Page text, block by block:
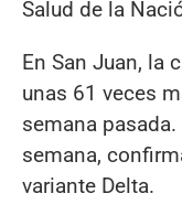
Salud de la
En San Juan, la
unas 61 veces
semana
semana,
variante Delta.